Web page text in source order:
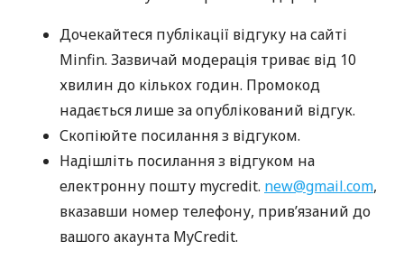
Дочекайтеся публікації відгуку на сайті
Minfin. Зазвичай модерація триває від 10
хвилин до кількох годин. Промокод
надається лише за опублікований відгук.
Скопіюйте посилання з відгуком.
Надішліть посилання з відгуком на
електронну пошту mycredit. new@gmail.com,
вказавши номер телефону, прив’язаний до
вашого акаунта MyCredit.